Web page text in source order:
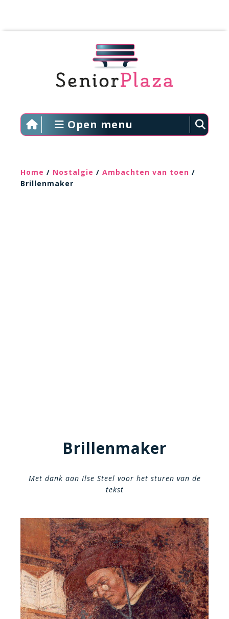
Open menu
Home / Nostalgie / Ambachten van toen /
Brillenmaker
Brillenmaker
Met dank aan Ilse Steel voor het sturen van de
tekst